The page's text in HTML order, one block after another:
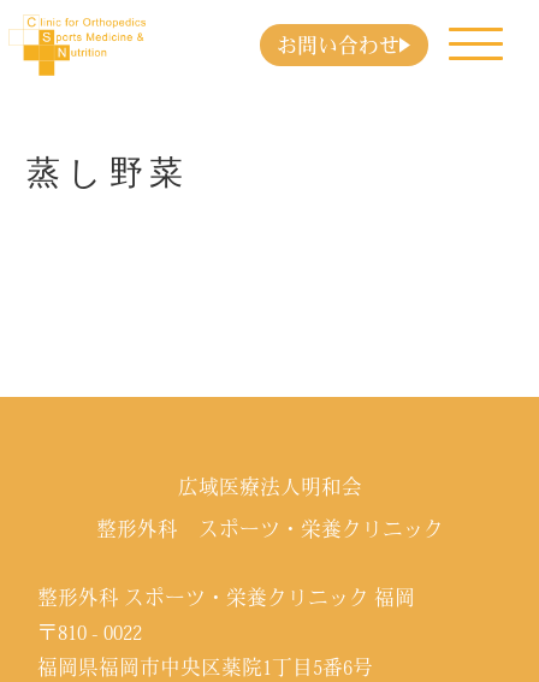
お問い合わせ
蒸し野菜
広域医療法人明和会
整形外科 スポーツ・栄養クリニック
整形外科 スポーツ・栄養クリニック 福岡
〒810 - 0022
福岡県福岡市中央区薬院1丁目5番6号